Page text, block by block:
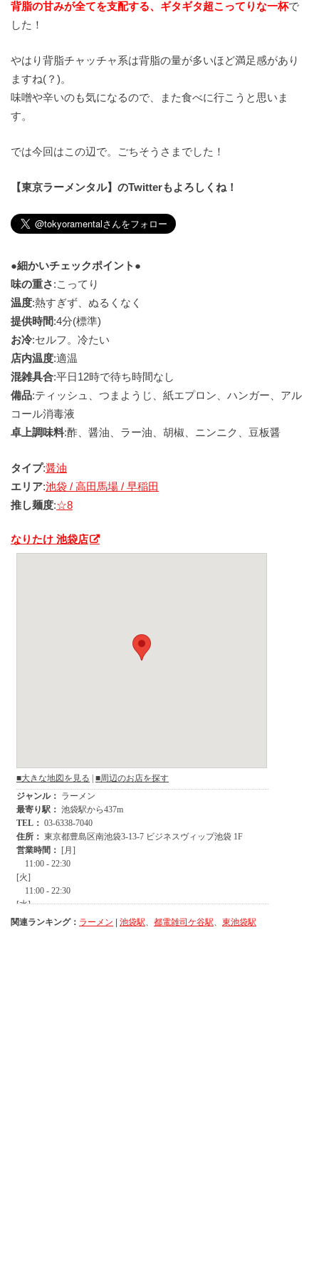
背脂の甘みが全てを支配する、ギタギタ超こってりな一杯で
した！
やはり背脂チャッチャ系は背脂の量が多いほど満足感があり
ますね(？)。
味噌や辛いのも気になるので、また食べに行こうと思いま
す。
では今回はこの辺で。ごちそうさまでした！
【東京ラーメンタル】のTwitterもよろしくね！
●細かいチェックポイント●
味の重さ:こってり
温度:熱すぎず、ぬるくなく
提供時間:4分(標準)
お冷:セルフ。冷たい
店内温度:適温
混雑具合:平日12時で待ち時間なし
備品:ティッシュ、つまようじ、紙エプロン、ハンガー、アル
コール消毒液
卓上調味料:酢、醤油、ラー油、胡椒、ニンニク、豆板醤
タイプ:醤油
エリア:池袋 / 高田馬場 / 早稲田
推し麺度:☆8
なりたけ 池袋店
関連ランキング： ラーメン | 池袋駅、 都電雑司ケ谷駅、 東池袋駅